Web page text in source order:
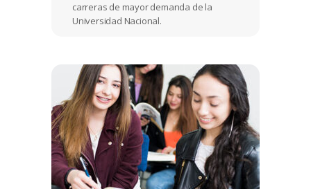
carreras de mayor demanda de la
Universidad Nacional.